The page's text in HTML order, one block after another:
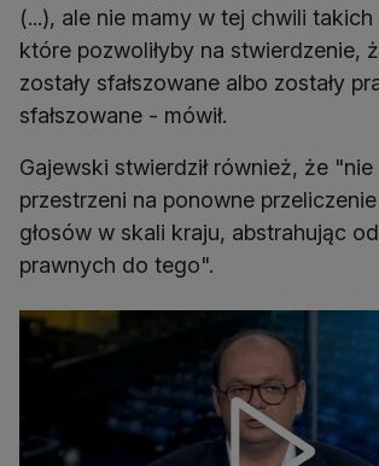
(...), ale nie mamy w tej chwili
które pozwoliłyby na stwierdzenie,
zostały sfałszowane albo zostały
sfałszowane - mówił.
Gajewski stwierdził również, że "nie
przestrzeni na ponowne
głosów w skali kraju, abstrahując
prawnych do tego".